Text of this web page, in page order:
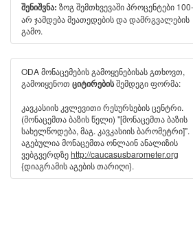
შენიშვნა: ზოგ შემთხვევაში პროცენტები
არ ჯამდება მეათედების და დამრგვალების
გამო.
ODA მონაცემების გამოყენებისას გთხოვთ,
გამოიყენოთ ციტირებისშემდეგი ფორმა:
კავკასიის კვლევითი რესურსების ცენტრი.
(მონაცემთა ბაზის წელი) "[მონაცემთა ბაზის
სახელწოდება, მაგ. კავკასიის ბარომეტრი]".
აგებულია მონაცემთა ონლაინ ანალიზის
ვებგვერდზეhttp://caucasusbarometer.org
{დიაგრამის აგების თარიღი}.